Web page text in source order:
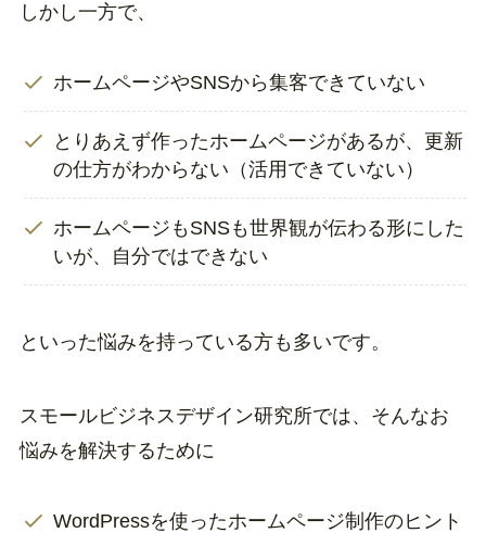
しかし一方で、
ホームページやSNSから集客できていない
とりあえず作ったホームページがあるが、更新
の仕方がわからない（活用できていない）
ホームページもSNSも世界観が伝わる形にした
いが、自分ではできない
といった悩みを持っている方も多いです。
スモールビジネスデザイン研究所では、そんなお
悩みを解決するために
WordPressを使ったホームページ制作のヒント